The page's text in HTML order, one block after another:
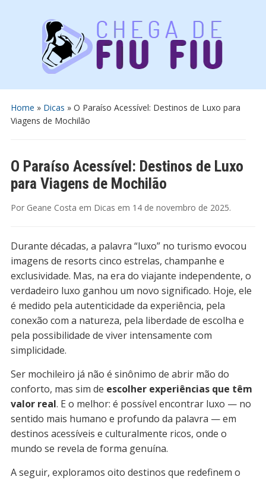
Home » Dicas » O Paraíso Acessível: Destinos de Luxo para
Viagens de Mochilão
O Paraíso Acessível: Destinos de Luxo
para Viagens de Mochilão
Por Geane Costa em Dicas em 14 de novembro de 2025.
Durante décadas, a palavra “luxo” no turismo evocou
imagens de resorts cinco estrelas, champanhe e
exclusividade. Mas, na era do viajante independente, o
verdadeiro luxo ganhou um novo significado. Hoje, ele
é medido pela autenticidade da experiência, pela
conexão com a natureza, pela liberdade de escolha e
pela possibilidade de viver intensamente com
simplicidade.
Ser mochileiro já não é sinônimo de abrir mão do
conforto, mas sim de escolher experiências que têm
valor real. E o melhor: é possível encontrar luxo — no
sentido mais humano e profundo da palavra — em
destinos acessíveis e culturalmente ricos, onde o
mundo se revela de forma genuína.
A seguir, exploramos oito destinos que redefinem o